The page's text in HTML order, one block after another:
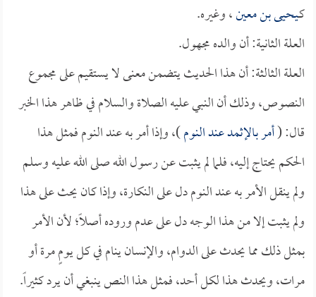
كـيحيى بن معين، وغيره.
العلة الثانية: أن والده مجهول.
العلة الثالثة: أن هذا الحديث يتضمن معنى لا يستقيم على مجموع
النصوص، وذلك أن النبي عليه الصلاة والسلام في ظاهر هذا الخبر
قال: (أمر بالإثمد عند النوم)، وإذا أمر به عند النوم فمثل هذا
الحكم يحتاج إليه، فلما لم يثبت عن رسول الله صلى الله عليه وسلم
ولم ينقل الأمر به عند النوم دل على النكارة، وإذا كان يحث على هذا
ولم يثبت إلا من هذا الوجه دل على عدم وروده أصلاً؛ لأن الأمر
بمثل ذلك مما يحدث على الدوام، والإنسان ينام في كل يومٍ مرة أو
مرات، ويحدث هذا لكل أحد، فمثل هذا النص ينبغي أن يرد كثيراً.